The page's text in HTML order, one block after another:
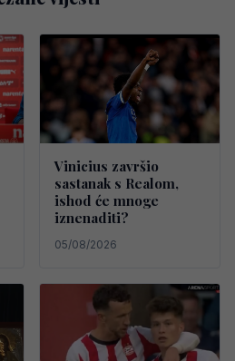
Vinicius završio
sastanak s Realom,
ishod će mnoge
iznenaditi?
05/08/2026